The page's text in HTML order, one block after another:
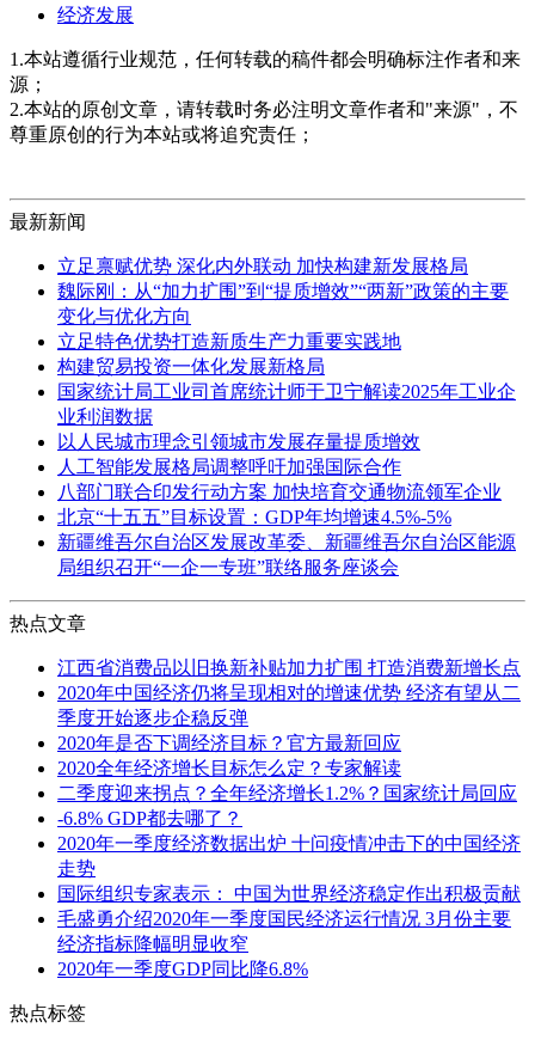
经济发展
1.本站遵循行业规范，任何转载的稿件都会明确标注作者和来
源；
2.本站的原创文章，请转载时务必注明文章作者和"来源"，不
尊重原创的行为本站或将追究责任；
最新新闻
立足禀赋优势 深化内外联动 加快构建新发展格局
魏际刚：从“加力扩围”到“提质增效”“两新”政策的主要
变化与优化方向
立足特色优势打造新质生产力重要实践地
构建贸易投资一体化发展新格局
国家统计局工业司首席统计师于卫宁解读2025年工业企
业利润数据
以人民城市理念引领城市发展存量提质增效
人工智能发展格局调整呼吁加强国际合作
八部门联合印发行动方案 加快培育交通物流领军企业
北京“十五五”目标设置：GDP年均增速4.5%-5%
新疆维吾尔自治区发展改革委、新疆维吾尔自治区能源
局组织召开“一企一专班”联络服务座谈会
热点文章
江西省消费品以旧换新补贴加力扩围 打造消费新增长点
2020年中国经济仍将呈现相对的增速优势 经济有望从二
季度开始逐步企稳反弹
2020年是否下调经济目标？官方最新回应
2020全年经济增长目标怎么定？专家解读
二季度迎来拐点？全年经济增长1.2%？国家统计局回应
-6.8% GDP都去哪了？
2020年一季度经济数据出炉 十问疫情冲击下的中国经济
走势
国际组织专家表示： 中国为世界经济稳定作出积极贡献
毛盛勇介绍2020年一季度国民经济运行情况 3月份主要
经济指标降幅明显收窄
2020年一季度GDP同比降6.8%
热点标签